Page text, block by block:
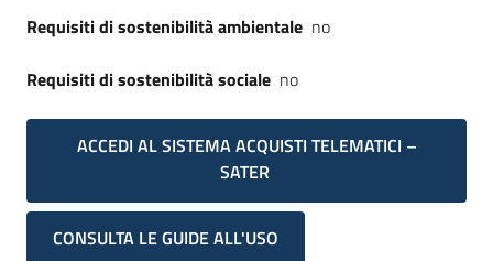
Requisiti di sostenibilità ambientale no
Requisiti di sostenibilità sociale no
ACCEDI AL SISTEMA ACQUISTI TELEMATICI –
SATER
CONSULTA LE GUIDE ALL'USO